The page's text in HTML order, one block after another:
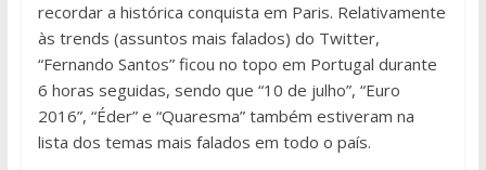
recordar a histórica conquista em Paris. Relativamente
às trends (assuntos mais falados) do Twitter,
“Fernando Santos” ficou no topo em Portugal durante
6 horas seguidas, sendo que “10 de julho”, “Euro
2016”, “Éder” e “Quaresma” também estiveram na
lista dos temas mais falados em todo o país.